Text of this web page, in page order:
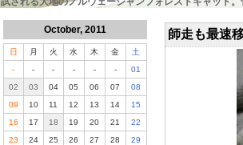
October, 2011
日 月 火 水 木 金
土
-
- - - - -
01
02
03 04 05 06 07
08
09
10 11 12 13 14
15
16
17 18 19 20 21
22
23
24 25 26 27 28
29
師走も最速